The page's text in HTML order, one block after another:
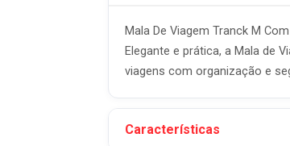
Mala De Viagem Tranck M
Elegante e prática, a Mala de
viagens com organização e
Características